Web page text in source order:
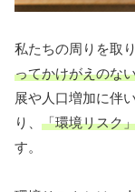
私たちの周りを取
ってかけがえのな
展や人口増加に伴
り、 「環境リスク
す。